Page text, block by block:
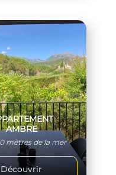
AMBRE
mètres de la mer
Découvrir